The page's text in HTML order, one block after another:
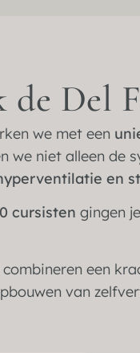
de Del
we met een
we niet alleen de
en
cursisten gingen
een
van